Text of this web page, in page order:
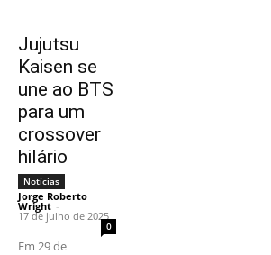
Jujutsu
Kaisen se
une ao BTS
para um
crossover
hilário
Notícias
Jorge Roberto
Wright -
17 de julho de 2025
0
Em 29 de